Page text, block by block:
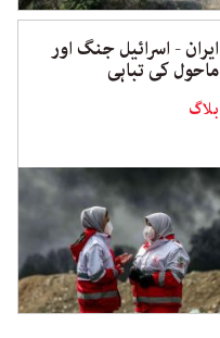
ایران - اسرائیل جنگ اور
ماحول کی تباہی
بلاگ